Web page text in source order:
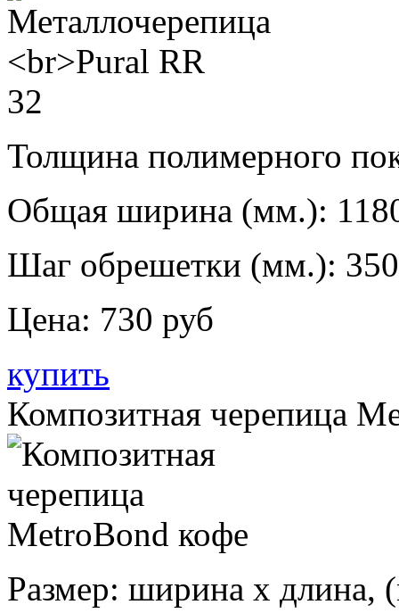
Толщина полимерного
Общая ширина (мм.):
Шаг обрешетки (мм.): 350
Цена: 730 руб
купить
Композитная черепица
Размер: ширина х длина,